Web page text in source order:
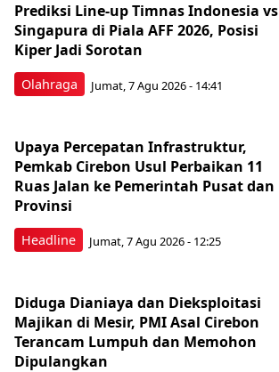
Olahraga
Prediksi Line-up Timnas Indonesia vs
Singapura di Piala AFF 2026, Posisi
Kiper Jadi Sorotan
Jumat, 7 Agu 2026 - 14:41
Headline
Upaya Percepatan Infrastruktur,
Pemkab Cirebon Usul Perbaikan 11
Ruas Jalan ke Pemerintah Pusat dan
Provinsi
Jumat, 7 Agu 2026 - 12:25
Diduga Dianiaya dan Dieksploitasi
Majikan di Mesir, PMI Asal Cirebon
Terancam Lumpuh dan Memohon
Dipulangkan